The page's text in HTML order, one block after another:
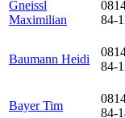
Gneissl
Maximilian
84-
Baumann Heidi
84-
Bayer Tim
84-